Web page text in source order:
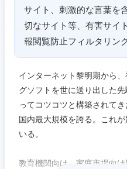
サイト、刺激的な言葉を
切なサイト等、有害サイ
報閲覧防止フィルタリン
インターネット黎明期から
グソフトを世に送り出した
ってコツコツと構築されて
国内最大規模を誇る。これ
いる。
教育機関向け、家庭市場向
鳥取県
岡山県
山口県
香川県